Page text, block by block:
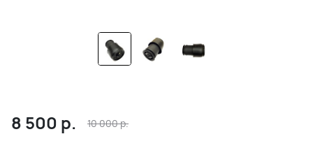
8 500 р. 10 000р.